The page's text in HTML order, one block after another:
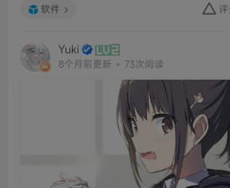
软件
Yuki
8个月前更新 73次阅读